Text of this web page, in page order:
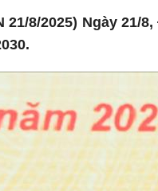
21/8/2025) Ngày